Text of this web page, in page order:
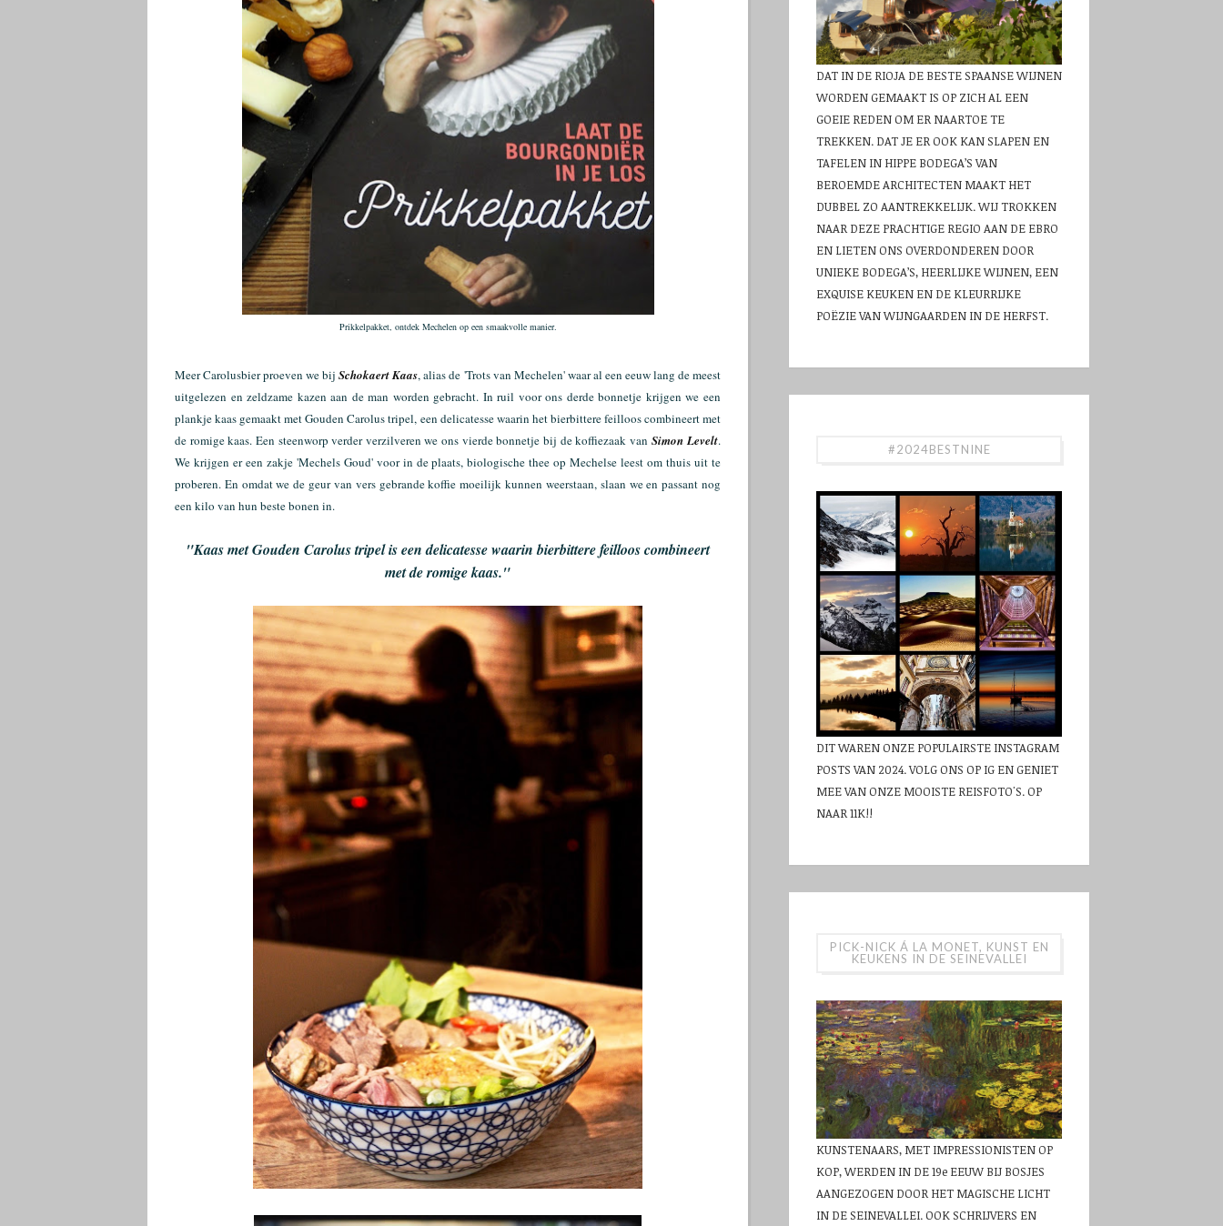
Prikkelpakket, ontdek Mechelen op een smaakvolle manier.
Meer Carolusbier proeven we bijSchokaert Kaas, alias de 'Trots van Mechelen' waar al een eeuw lang de meest
uitgelezen en zeldzame kazen aan de man worden gebracht. In ruil voor ons derde bonnetje krijgen we een
plankje kaas gemaakt met Gouden Carolus tripel, een delicatesse waarin het bierbittere feilloos combineert met
de romige kaas. Een steenworp verder verzilveren we ons vierde bonnetje bij de koffiezaak vanSimon Levelt.
We krijgen er een zakje 'Mechels Goud' voor in de plaats, biologische thee op Mechelse leest om thuis uit te
proberen. En omdat we de geur van vers gebrande koffie moeilijk kunnen weerstaan, slaan we en passant nog
een kilo van hun beste bonen in.
"Kaas met Gouden Carolus tripel is een delicatesse waarin bierbittere feilloos combineert
met de romige kaas."
DAT IN DE RIOJA DE BESTE SPAANSE WIJNEN
WORDEN GEMAAKT IS OP ZICH AL EEN
GOEIE REDEN OM ER NAARTOE TE
TREKKEN. DAT JE ER OOK KAN SLAPEN EN
TAFELEN IN HIPPE BODEGA’S VAN
BEROEMDE ARCHITECTEN MAAKT HET
DUBBEL ZO AANTREKKELIJK. WIJ TROKKEN
NAAR DEZE PRACHTIGE REGIO AAN DE EBRO
EN LIETEN ONS OVERDONDEREN DOOR
UNIEKE BODEGA’S, HEERLIJKE WIJNEN, EEN
EXQUISE KEUKEN EN DE KLEURRIJKE
POËZIE VAN WIJNGAARDEN IN DE HERFST.
#2024BESTNINE
DIT WAREN ONZE POPULAIRSTE INSTAGRAM
POSTS VAN 2024. VOLG ONS OP IG EN GENIET
MEE VAN ONZE MOOISTE REISFOTO'S. OP
NAAR 11K!!
PICK-NICK Á LA MONET, KUNST EN
KEUKENS IN DE SEINEVALLEI
KUNSTENAARS, MET IMPRESSIONISTEN OP
KOP, WERDEN IN DE 19e EEUW BIJ BOSJES
AANGEZOGEN DOOR HET MAGISCHE LICHT
IN DE SEINEVALLEI. OOK SCHRIJVERS EN